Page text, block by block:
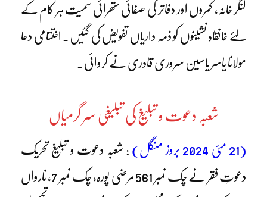
لنگر خانہ، کمروں اور دفاتر کی صفائی ستھرائی سمیت ہر کام کے
لئے خانقاہ نشینوں کو ذمہ داریاں تفویض کی گئیں۔ اختتامی دعا
مولانا یاسر یاسین سروری قادری نے کروائی۔
شعبہ دعوت و تبلیغ کی تبلیغی سر گرمیاں
(21 مئی 2024 بروز منگل) : شعبہ دعوت و تبلیغ تحریک
دعوتِ فقر نے چک نمبر 561 مرضی پورہ، چک نمبر 7، نارواں